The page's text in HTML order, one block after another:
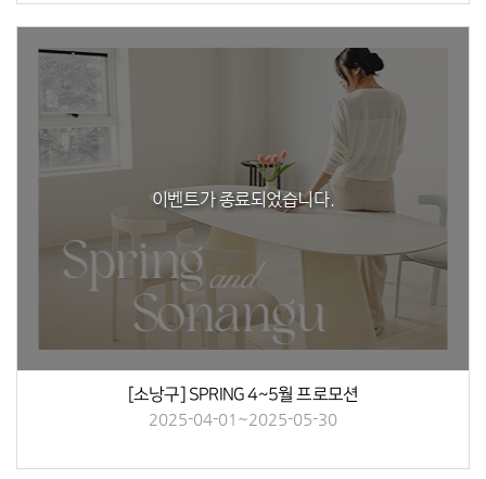
이벤트가 종료되었습니다.
[소낭구] SPRING 4~5월 프로모션
2025-04-01~2025-05-30